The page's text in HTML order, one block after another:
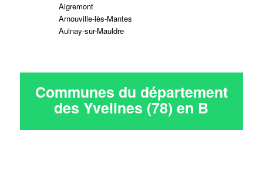
Aigremont
Arnouville-lès-Mantes
Aulnay-sur-Mauldre
Communes du département
des Yvelines (78) en B